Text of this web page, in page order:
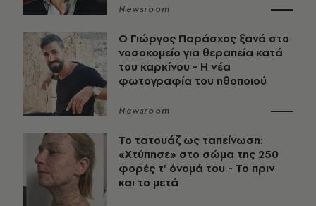
Newsroom
O Γιώργος Παράσχος ξανά στο
νοσοκομείο για θεραπεία κατά
του καρκίνου - Η νέα
φωτογραφία του ηθοποιού
Newsroom
Το τατουάζ ως ταπείνωση:
«Χτύπησε» στο σώμα της 250
φορές τ’ όνομά του - Το πριν
και το μετά